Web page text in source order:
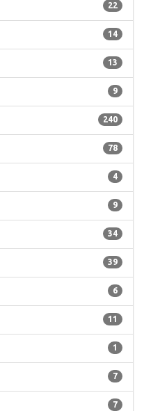
22
14
13
9
240
78
4
9
34
39
6
11
1
7
7